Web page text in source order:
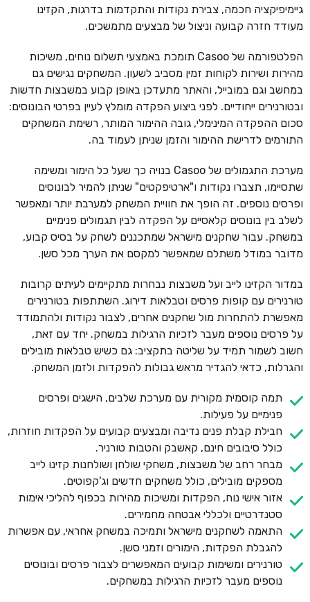
גיימיפיקציה חכמה, צבירת נקודות והתקדמות בדרגות, הקזינו
מעודד חזרה קבועה וניצול של מבצעים מתמשכים.
הפלטפורמה של Casoo תומכת באמצעי תשלום נוחים, משיכות
מהירות ושירות לקוחות זמין מסביב לשעון. המשחקים נגישים גם
במחשב וגם במובייל, והאתר מתעדכן באופן קבוע במשבצות חדשות
ובטורנירים ייחודיים. לפני ביצוע הפקדה מומלץ לעיין בפרטי הבונוסים:
סכום ההפקדה המינימלי, גובה ההימור המותר, רשימת המשחקים
התורמים לדרישת ההימור והזמן שניתן לעמוד בה.
מערכת התגמולים של Casoo בנויה כך שעל כל הימור ומשימה
שתסיימו, תצברו נקודות ו"ארטיפקטים" שניתן להמיר לבונוסים
ופרסים נוספים. זה הופך את חוויית המשחק למערבת יותר ומאפשר
לשלב בין בונוסים קלאסיים על הפקדה לבין תגמולים פנימיים
במשחק. עבור שחקנים מישראל שמתכננים לשחק על בסיס קבוע,
מדובר במודל משתלם שמאפשר למקסם את הערך מכל סשן.
במדור הקזינו לייב ועל משבצות נבחרות מתקיימים לעיתים קרובות
טורנירים עם קופות פרסים וטבלאות דירוג. השתתפות בטורנירים
מאפשרת להתחרות מול שחקנים אחרים, לצבור נקודות ולהתמודד
על פרסים נוספים מעבר לזכיות הרגילות במשחק. יחד עם זאת,
חשוב לשמור תמיד על שליטה בתקציב: גם כשיש טבלאות מובילים
והגרלות, כדאי להגדיר מראש גבולות להפקדות ולזמן המשחק.
תמה קוסמית מקורית עם מערכת שלבים, הישגים ופרסים
פנימיים על פעילות.
חבילת קבלת פנים נדיבה ומבצעים קבועים על הפקדות חוזרות,
כולל סיבובים חינם, קאשבק והטבות טורניר.
מבחר רחב של משבצות, משחקי שולחן ושולחנות קזינו לייב
מספקים מובילים, כולל משחקים חדשים וג'קפוטים.
אזור אישי נוח, הפקדות ומשיכות מהירות בכפוף להליכי אימות
סטנדרטיים ולכללי אבטחה מחמירים.
התאמה לשחקנים מישראל ותמיכה במשחק אחראי, עם אפשרות
להגבלת הפקדות, הימורים וזמני סשן.
טורנירים ומשימות קבועים המאפשרים לצבור פרסים ובונוסים
נוספים מעבר לזכיות הרגילות במשחקים.